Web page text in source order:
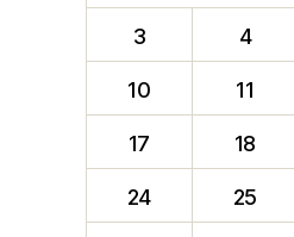
3 4
10 11
17 18
24 25